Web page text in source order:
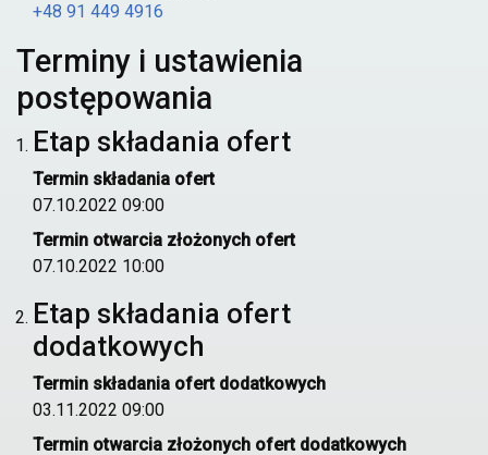
+48 91 449 4916
Terminy i ustawienia
postępowania
Etap składania ofert
Termin składania ofert
07.10.2022 09:00
Termin otwarcia złożonych ofert
07.10.2022 10:00
Etap składania ofert
dodatkowych
Termin składania ofert dodatkowych
03.11.2022 09:00
Termin otwarcia złożonych ofert dodatkowych